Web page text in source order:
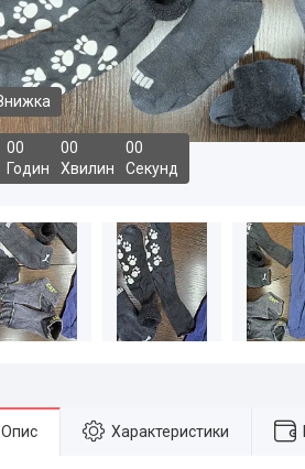
00
Годин
00
Хвилин
00
Секунд
Опис Характеристики